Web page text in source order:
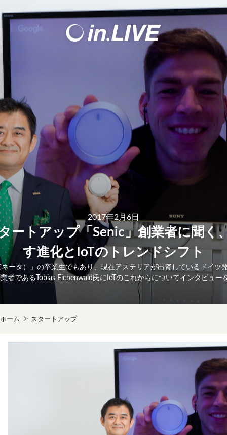
2017年2月6日
ートアップ「Senic」創業者に聞く
す進化とIoTのトレンドシフト
ータ）」の卒業生でもあり、現在アステリアが出資しているドイツ
者であるTobias Eichenwald氏にIoTのこれからについてインタビュー
ホーム スタートアップ